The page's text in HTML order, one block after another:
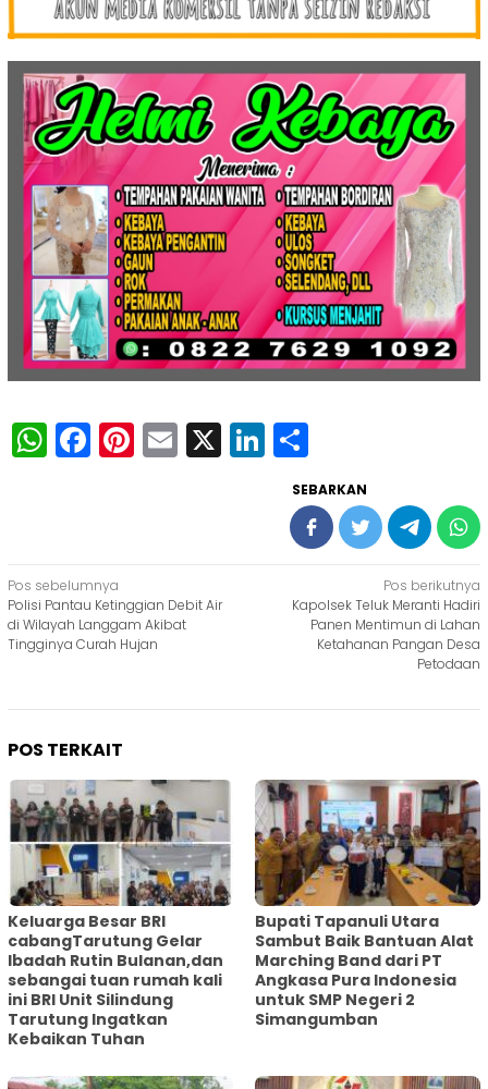
WhatsApp
Facebook
Pinterest
Email
X LinkedIn
SEBARKAN
Navigasi
pos
Pos sebelumnya
Polisi Pantau Ketinggian Debit Air
di Wilayah Langgam Akibat
Tingginya Curah Hujan
Pos berikutnya
Kapolsek Teluk Meranti Hadiri
Panen Mentimun di Lahan
Ketahanan Pangan Desa
Petodaan
POS TERKAIT
Keluarga Besar BRI
cabangTarutung Gelar
Ibadah Rutin Bulanan,dan
sebangai tuan rumah kali
ini BRI Unit Silindung
Tarutung Ingatkan
Kebaikan Tuhan
Bupati Tapanuli Utara
Sambut Baik Bantuan Alat
Marching Band dari PT
Angkasa Pura Indonesia
untuk SMP Negeri 2
Simangumban